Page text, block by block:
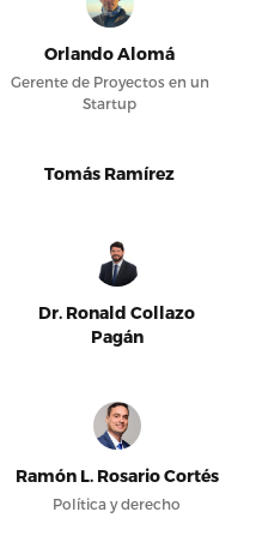
Orlando Alomá
Gerente de Proyectos en un
Startup
Tomás Ramírez
Dr. Ronald Collazo
Pagán
Ramón L. Rosario Cortés
Política y derecho